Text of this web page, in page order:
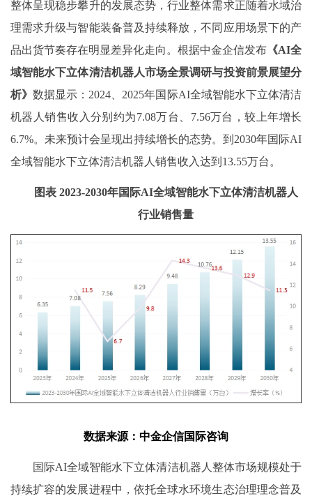
整体呈现稳步攀升的发展态势，行业整体需求正随着水域治
理需求升级与智能装备普及持续释放，不同应用场景下的产
品出货节奏存在明显差异化走向。 根据中金企信发布 《AI全
域智能水下立体清洁机器人市场全景调研与投资前景展望分
析》数据显示： 2024、2025年国际AI全域智能水下立体清洁
机器人销售收入分别 约为7.08万台、7.56万台，较上年增长
6.7%。未来预计会呈现出持续增长的态势。到2030年国际AI
全域智能水下立体清洁机器人销售收入达到 13.55万台。
图表 2023-2030年国际AI全域智能水下立体清洁机器人
行业销售量
数据来源 ：中金企信国际咨询
国际AI全域智能水下立体清洁机器人整体市场规模处于
持续扩容的发展进程中，依托全球水环境生态治理理念普及